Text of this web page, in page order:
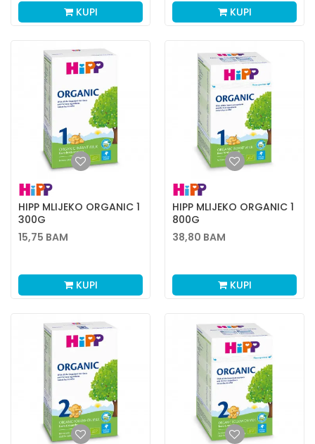
KUPI KUPI
HIPP MLIJEKO ORGANIC 1
300G
15,75 BAM
KUPI
HIPP MLIJEKO ORGANIC 1
800G
38,80 BAM
KUPI